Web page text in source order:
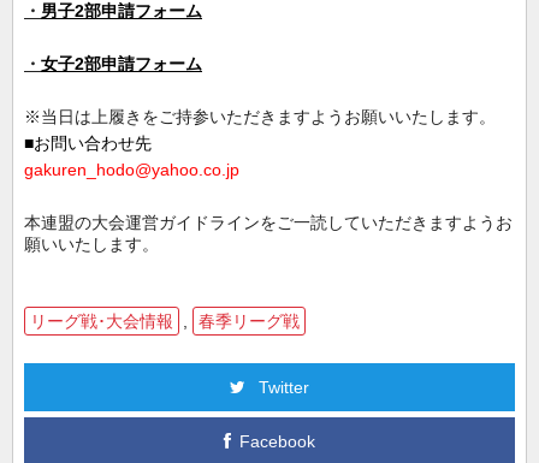
・ 男子2部申請フォーム
・ 女子2部申請フォーム
※当日は上履きをご持参いただきますようお願いいたします。
■お問い合わせ先
gakuren_hodo@yahoo.co.jp
本連盟の大会運営ガイドラインをご一読していただきますようお
願いいたします。
リーグ戦･大会情報 春季リーグ戦
Twitter
Facebook